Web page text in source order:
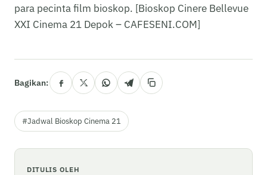
para pecinta film bioskop. [Bioskop Cinere Bellevue
XXI Cinema 21 Depok – CAFESENI.COM]
Bagikan:
#Jadwal Bioskop Cinema 21
DITULIS OLEH